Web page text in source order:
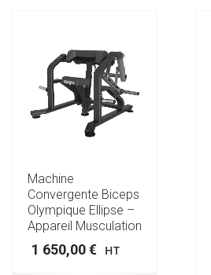
Machine
Convergente Biceps
Olympique Ellipse –
Appareil Musculation
1 650,00€ HT